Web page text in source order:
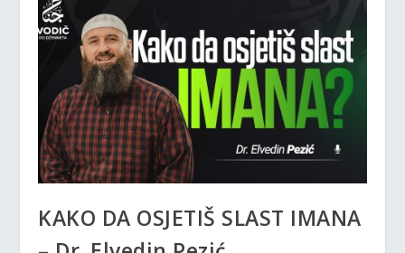
KAKO DA OSJETIŠ SLAST IMANA